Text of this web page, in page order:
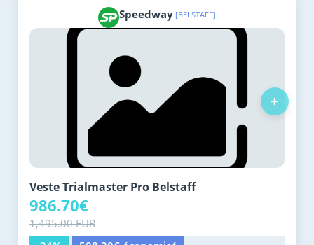
Speedway [BELSTAFF]
Veste Trialmaster Pro Belstaff
986.70€
1,495.00 EUR
+